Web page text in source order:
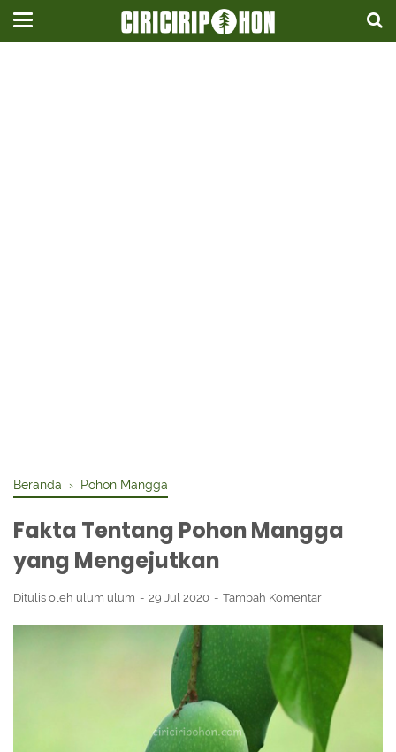
Beranda › Pohon Mangga
Fakta Tentang Pohon Mangga
yang Mengejutkan
Ditulis oleh ulum ulum 29 Jul 2020 Tambah Komentar